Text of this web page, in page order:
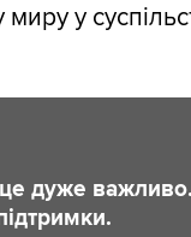
у
дуже важливо.